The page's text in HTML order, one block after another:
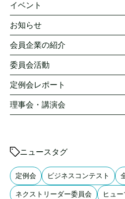
イベント
お知らせ
会員企業の紹介
委員会活動
定例会レポート
理事会・講演会
ニュースタグ
定例会 ビジネスコンテスト
ネクストリーダー委員会 ヒュ